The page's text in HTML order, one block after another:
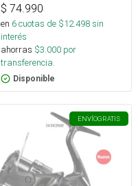
$ 74.990
en 6cuotas de $12.498sin
interés
ahorras $3.000 por
transferencia.
Disponible
ENVÍOGRATIS